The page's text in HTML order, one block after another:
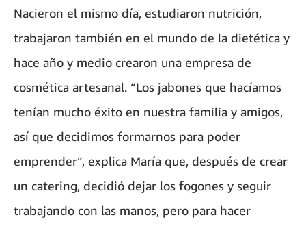
Nacieron el mismo día, estudiaron nutrición,
trabajaron también en el mundo de la dietética y
hace año y medio crearon una empresa de
cosmética artesanal. “Los jabones que hacíamos
tenían mucho éxito en nuestra familia y amigos,
así que decidimos formarnos para poder
emprender”, explica María que, después de crear
un catering, decidió dejar los fogones y seguir
trabajando con las manos, pero para hacer